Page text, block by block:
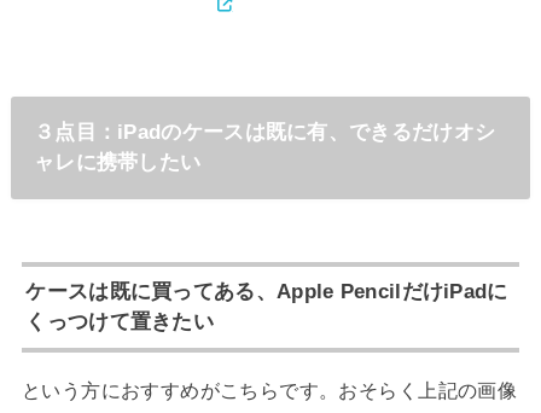
３点目：iPadのケースは既に有、できるだけオシ
ャレに携帯したい
ケースは既に買ってある、Apple PencilだけiPadに
くっつけて置きたい
という方におすすめがこちらです。おそらく上記の画像